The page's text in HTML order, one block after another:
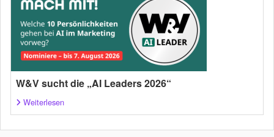
W&V sucht die „AI Leaders 2026“
Weiterlesen